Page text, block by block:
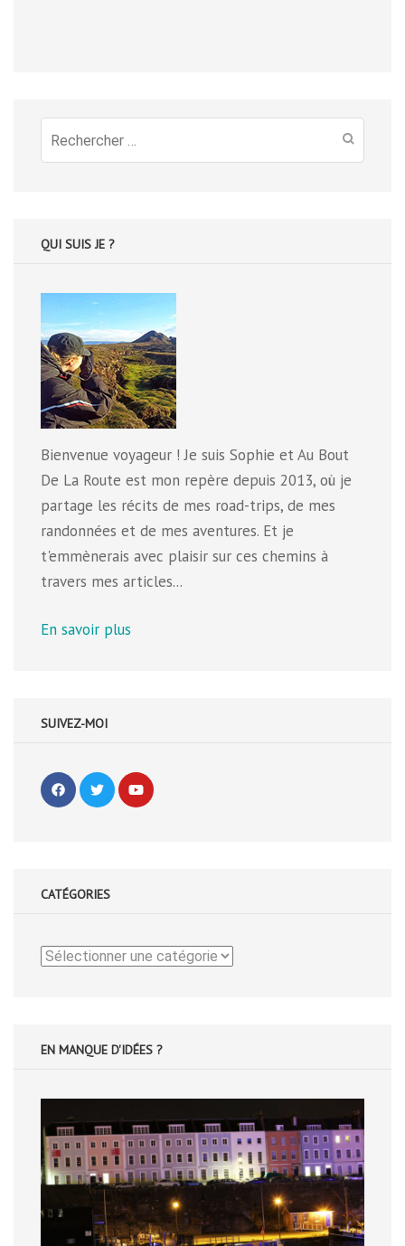
Recherche
pour
QUI SUIS JE ?
Bienvenue voyageur ! Je suis Sophie et Au Bout
De La Route est mon repère depuis 2013, où je
partage les récits de mes road-trips, de mes
randonnées et de mes aventures. Et je
t'emmènerais avec plaisir sur ces chemins à
travers mes articles...
En savoir plus
SUIVEZ-MOI
CATÉGORIES
Catégories
EN MANQUE D'IDÉES ?